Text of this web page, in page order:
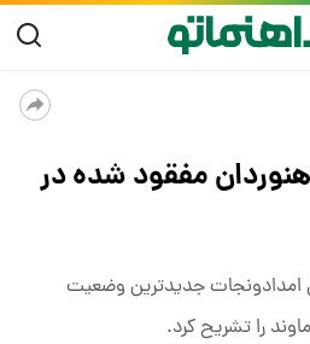
مفقود شده در
امدادونجات جدیدترین وضعیت
را تشریح کرد.